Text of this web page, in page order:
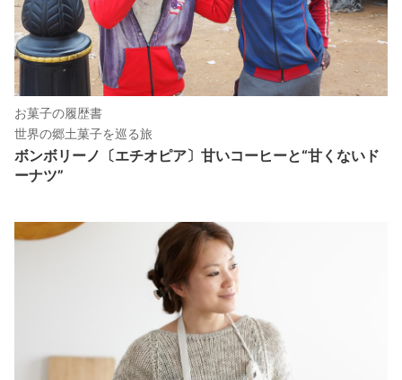
お菓子の履歴書
世界の郷土菓子を巡る旅
ボンボリーノ〔エチオピア〕甘いコーヒーと“甘くないド
ーナツ”